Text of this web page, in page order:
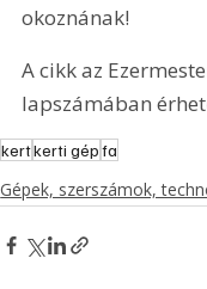
okoznának!
A cikk az
lapszámában
kertkerti gépfa
Gépek, szerszámok,